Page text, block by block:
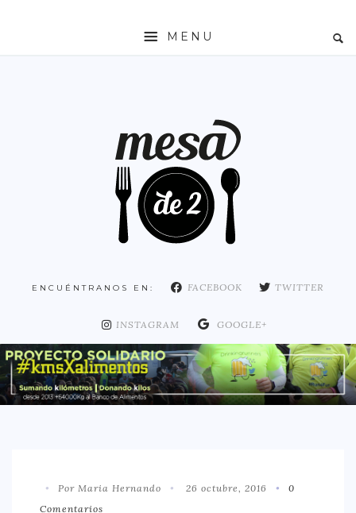
MENU
COMUNIDAD DE MADRID
DISTRITO ARGANZUELA
DISTRITO CHAMARTÍN
DISTRITO CHAMBERÍ
DISTRITO HORTALEZA
DISTRITO RETIRO
ENCUÉNTRANOS EN: FACEBOOK TWITTER
INSTAGRAM GOOGLE+
Por Maria Hernando 26 octubre, 2016
0
Comentarios